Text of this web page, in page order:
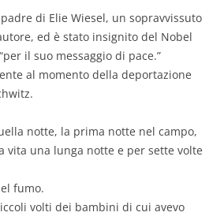
di Elie Wiesel, un sopravvissuto
ed è stato insignito del Nobel
il suo messaggio di pace.”
al momento della deportazione
notte, la prima notte nel campo,
vita una lunga notte e per sette volte
fumo.
volti dei bambini di cui avevo